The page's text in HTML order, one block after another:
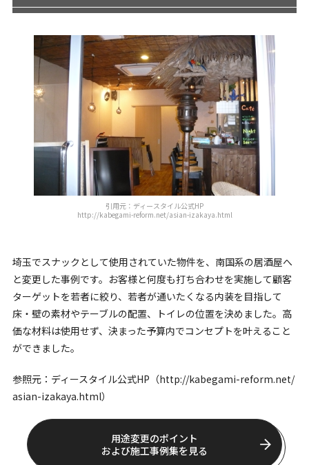
引用元：ディースタイル公式HP
http://kabegami-reform.net/asian-izakaya.html
埼玉でスナックとして使用されていた物件を、南国系の居酒屋へ
と変更した事例です。お客様と何度も打ち合わせを実施して顧客
ターゲットを若者に絞り、若者が通いたくなる内装を目指して
床・壁の素材やテーブルの配置、トイレの位置を決めました。高
価な材料は使用せず、決まった予算内でコンセプトを叶えること
ができました。
参照元：ディースタイル公式HP（http://kabegami-reform.net/
asian-izakaya.html）
用途変更のポイント
および施工事例集を見る